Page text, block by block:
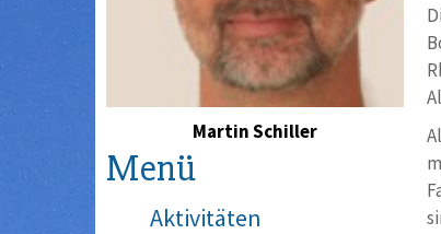
Martin Schiller
Menü
Aktivitäten